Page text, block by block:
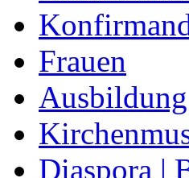
Frauen
Diaspora |